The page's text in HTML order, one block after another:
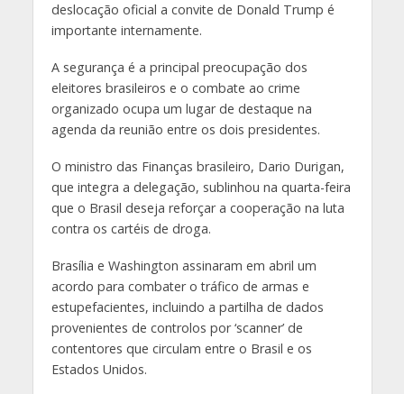
deslocação oficial a convite de Donald Trump é
importante internamente.
A segurança é a principal preocupação dos
eleitores brasileiros e o combate ao crime
organizado ocupa um lugar de destaque na
agenda da reunião entre os dois presidentes.
O ministro das Finanças brasileiro, Dario Durigan,
que integra a delegação, sublinhou na quarta-feira
que o Brasil deseja reforçar a cooperação na luta
contra os cartéis de droga.
Brasília e Washington assinaram em abril um
acordo para combater o tráfico de armas e
estupefacientes, incluindo a partilha de dados
provenientes de controlos por ‘scanner’ de
contentores que circulam entre o Brasil e os
Estados Unidos.